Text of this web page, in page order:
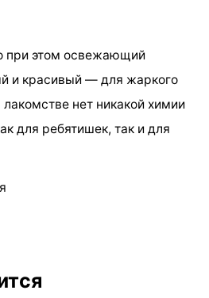
при этом освежающий
и красивый — для жаркого
нет никакой химии
для ребятишек, так и для